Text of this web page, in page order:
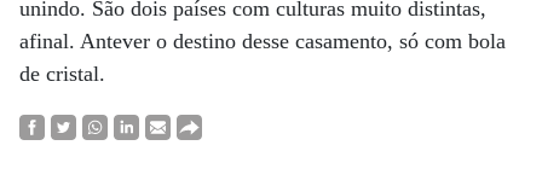
unindo. São dois países com culturas muito distintas,
afinal. Antever o destino desse casamento, só com bola
de cristal.